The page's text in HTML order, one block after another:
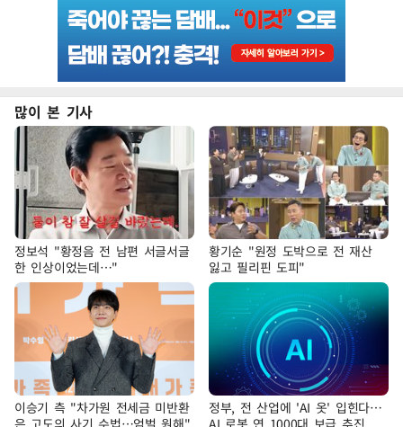
많이 본 기사
정보석 "황정음 전 남편 서글서글
한 인상이었는데…"
황기순 "원정 도박으로 전 재산
잃고 필리핀 도피"
이승기 측 "차가원 전세금 미반환
정부, 전 산업에 'AI 옷' 입힌다…